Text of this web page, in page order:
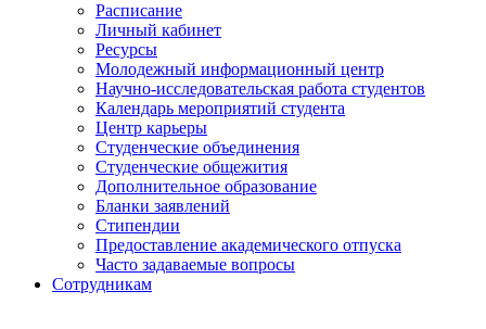
Расписание
Личный кабинет
Ресурсы
Молодежный информационный центр
Научно-исследовательская работа студентов
Календарь мероприятий студента
Центр карьеры
Студенческие объединения
Студенческие общежития
Дополнительное образование
Бланки заявлений
Стипендии
Предоставление академического отпуска
Часто задаваемые вопросы
Сотрудникам